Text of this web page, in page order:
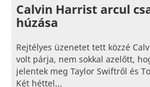
Calvin Harrist arcul
húzása
Rejtélyes üzenetet tett közzé
volt párja, nem sokkal azelőtt,
jelentek meg Taylor Swiftről és
Két héttel...